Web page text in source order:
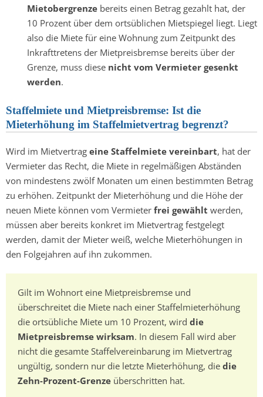
Mietobergrenze bereits einen Betrag gezahlt hat, der
10 Prozent über dem ortsüblichen Mietspiegel liegt. Liegt
also die Miete für eine Wohnung zum Zeitpunkt des
Inkrafttretens der Mietpreisbremse bereits über der
Grenze, muss diese nicht vom Vermieter gesenkt
werden.
Staffelmiete und Mietpreisbremse: Ist die
Mieterhöhung im Staffelmietvertrag begrenzt?
Wird im Mietvertrag eine Staffelmiete vereinbart, hat der
Vermieter das Recht, die Miete in regelmäßigen Abständen
von mindestens zwölf Monaten um einen bestimmten Betrag
zu erhöhen. Zeitpunkt der Mieterhöhung und die Höhe der
neuen Miete können vom Vermieter frei gewählt werden,
müssen aber bereits konkret im Mietvertrag festgelegt
werden, damit der Mieter weiß, welche Mieterhöhungen in
den Folgejahren auf ihn zukommen.
Gilt im Wohnort eine Mietpreisbremse und
überschreitet die Miete nach einer Staffelmieterhöhung
die ortsübliche Miete um 10 Prozent, wird die
Mietpreisbremse wirksam. In diesem Fall wird aber
nicht die gesamte Staffelvereinbarung im Mietvertrag
ungültig, sondern nur die letzte Mieterhöhung, die die
Zehn-Prozent-Grenze überschritten hat.